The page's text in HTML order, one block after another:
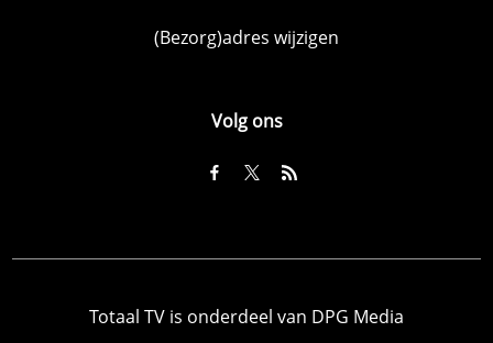
(Bezorg)adres wijzigen
Volg ons
Totaal TV is onderdeel van DPG Media